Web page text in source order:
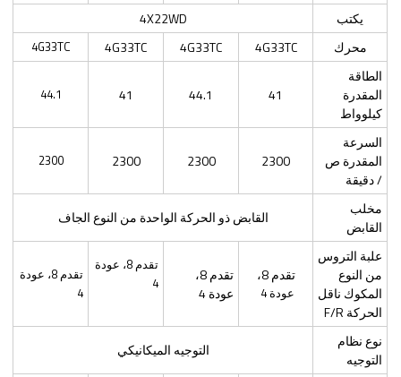
يكتب
4X22WD
محرك
4G33TC
4G33TC
4G33TC
4G33TC
الطاقة
المقدرة
كيلوواط
41
44.1
41
44.1
السرعة
المقدرة ص
/ دقيقة
2300
2300
2300
2300
مخلب
القابض
القابض ذو الحركة الواحدة من النوع الجاف
علبة التروس
من النوع
المكوك ناقل
الحركة F/R
تقدم 8،
عودة 4
تقدم 8،
عودة 4
تقدم 8، عودة
4
تقدم 8، عودة
4
نوع نظام
التوجيه
التوجيه الميكانيكي